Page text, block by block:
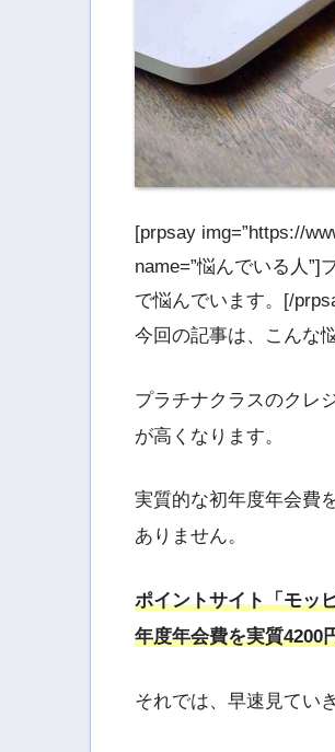
[prpsay img=”https://
name=”悩んでいる人
で悩んでいます。[/
今回の記事は、こんな
プラチナクラスのクレ
が高くなります。
実質的な初年度年会費
ありません。
ポイントサイト「モッ
年度年会費を実質4200
それでは、早速見てい